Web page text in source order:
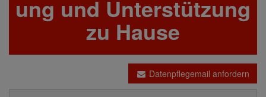
ung und Unterstützung
zu Hause
Datenpflegemail anfordern